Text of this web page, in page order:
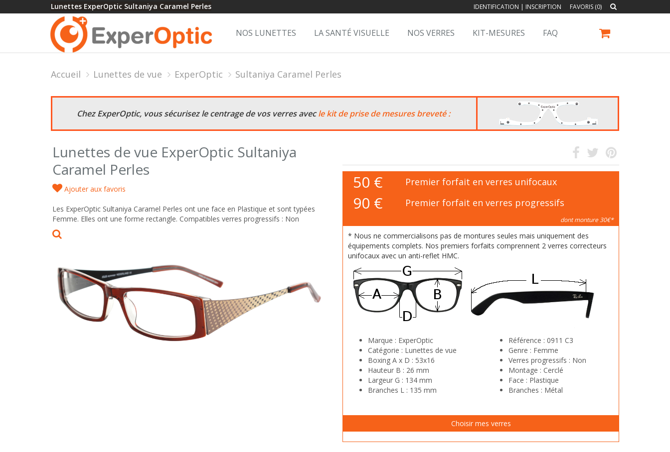
Lunettes ExperOptic Sultaniya Caramel Perles IDENTIFICATION | INSCRIPTION FAVORIS (0)
NOS LUNETTES LA SANTÉ VISUELLE NOS VERRES KIT-MESURES FAQ
Accueil Lunettes de vue ExperOptic Sultaniya Caramel Perles
Chez ExperOptic, vous sécurisez le centrage de vos verres avecle kit de prise de mesures breveté :
Lunettes de vue ExperOptic Sultaniya
Caramel Perles
Ajouter aux favoris
Les ExperOptic Sultaniya Caramel Perles ont une face en Plastique et sont typées
Femme. Elles ont une forme rectangle. Compatibles verres progressifs : Non
50 € Premier forfait en verres unifocaux
90 € Premier forfait en verres progressifs
dont monture 30€*
* Nous ne commercialisons pas de montures seules mais uniquement des
équipements complets. Nos premiers forfaits comprennent 2 verres correcteurs
unifocaux avec un anti-reflet HMC.
Marque : ExperOptic
Catégorie : Lunettes de vue
Boxing A x D : 53x16
Hauteur B : 26 mm
Largeur G : 134 mm
Branches L : 135 mm
Référence : 0911 C3
Genre : Femme
Verres progressifs : Non
Montage : Cerclé
Face : Plastique
Branches : Métal